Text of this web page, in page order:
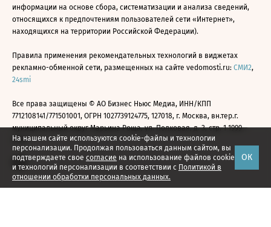
На нашем сайте используются cookie-файлы и технологии
персонализации. Продолжая пользоваться данным сайтом, вы
подтверждаете свое согласие на использование файлов cookie
и технологий персонализации в соответствии с Политикой в
отношении обработки персональных данных.
ОК
информации на основе сбора, систематизации и анализа сведений,
относящихся к предпочтениям пользователей сети «Интернет»,
находящихся на территории Российской Федерации).
Правила применения рекомендательных технологий в виджетах
рекламно-обменной сети, размещенных на сайте vedomosti.ru: СМИ2,
24smi
Все права защищены © АО Бизнес Ньюс Медиа, ИНН/КПП
7712108141/771501001, ОГРН 1027739124775, 127018, г. Москва, вн.тер.г.
муниципальный округ Марьина Роща, ул. Полковая, д. 3, стр. 1 1999—
2026